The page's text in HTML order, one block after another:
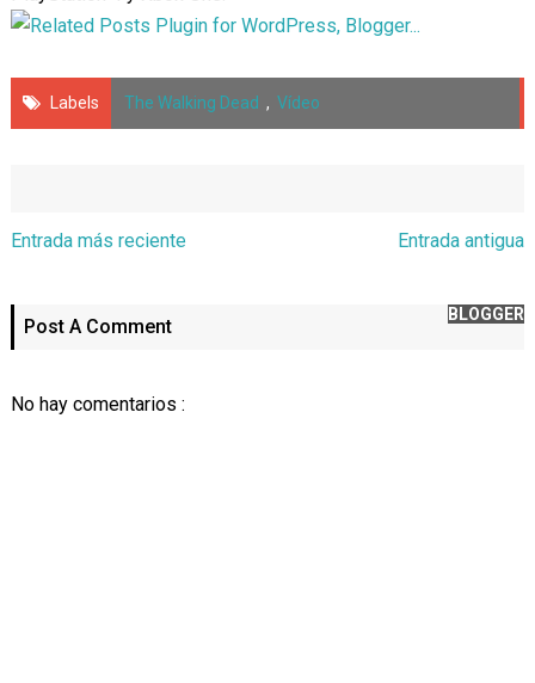
Labels The Walking Dead , Vídeo
Entrada más reciente Entrada antigua
Post A Comment
BLOGGER
No hay comentarios :